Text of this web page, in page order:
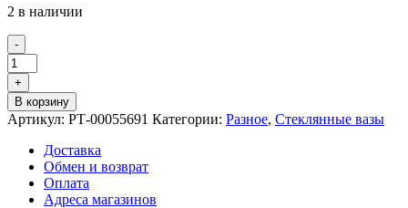
2 в наличии
-
Количество
товара
Ваза
Стекло
L30
2765672-
+
В корзину
Артикул: РТ-00055691 Категории: Разное, Стеклянные вазы
Доставка
Обмен и возврат
Оплата
Адреса магазинов